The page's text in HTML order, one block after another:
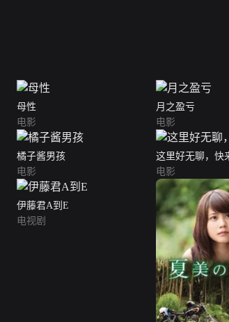
母性
电影
月之盈亏
电影
橘子酱男孩
电影
这里好无聊，快
电影
伊藤君A到E
电视剧